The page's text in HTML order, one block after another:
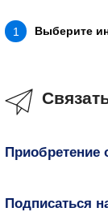
1 Выберите
Приобретение
Подписаться